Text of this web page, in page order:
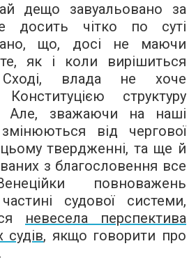
дещо завуальовано за
досить чітко по суті
що, досі не маючи
як і коли вирішиться
влада не хоче
Конституцією структуру
Але, зважаючи на наші
від чергової
твердженні, та ще й
з благословення все
повноважень
судової системи,
невесела перспектива
судів, якщо говорити про